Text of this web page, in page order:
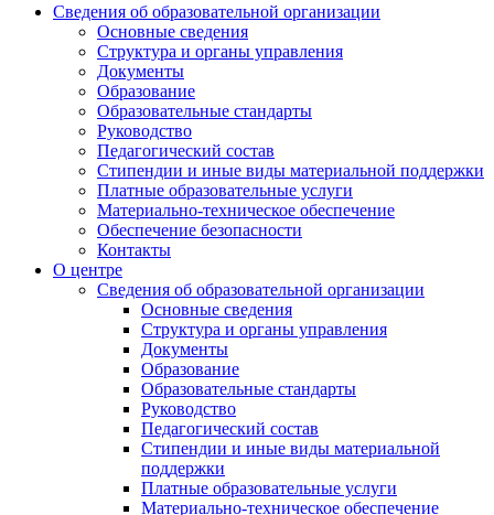
Сведения об образовательной организации
Основные сведения
Структура и органы управления
Документы
Образование
Образовательные стандарты
Руководство
Педагогический состав
Стипендии и иные виды материальной поддержки
Платные образовательные услуги
Материально-техническое обеспечение
Обеспечение безопасности
Контакты
О центре
Сведения об образовательной организации
Основные сведения
Структура и органы управления
Документы
Образование
Образовательные стандарты
Руководство
Педагогический состав
Стипендии и иные виды материальной
поддержки
Платные образовательные услуги
Материально-техническое обеспечение